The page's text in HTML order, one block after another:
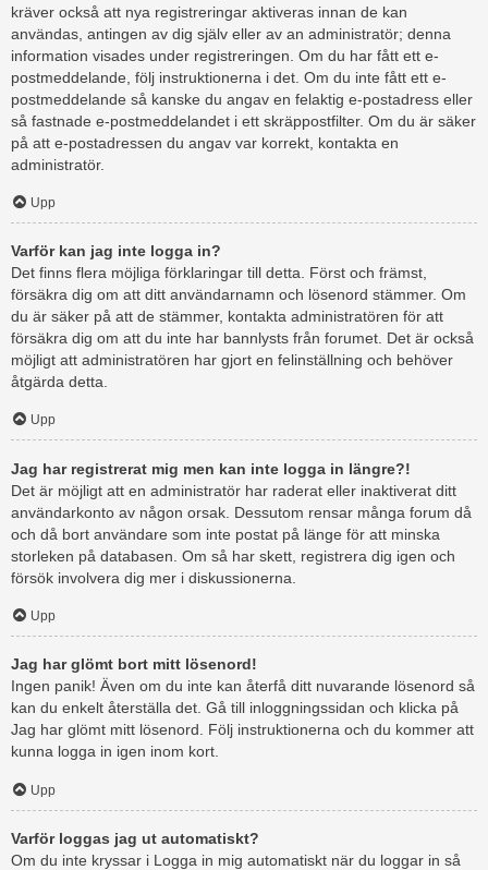
kräver också att nya registreringar aktiveras innan de kan
användas, antingen av dig själv eller av an administratör; denna
information visades under registreringen. Om du har fått ett e-
postmeddelande, följ instruktionerna i det. Om du inte fått ett e-
postmeddelande så kanske du angav en felaktig e-postadress eller
så fastnade e-postmeddelandet i ett skräppostfilter. Om du är säker
på att e-postadressen du angav var korrekt, kontakta en
administratör.
Upp
Varför kan jag inte logga in?
Det finns flera möjliga förklaringar till detta. Först och främst,
försäkra dig om att ditt användarnamn och lösenord stämmer. Om
du är säker på att de stämmer, kontakta administratören för att
försäkra dig om att du inte har bannlysts från forumet. Det är också
möjligt att administratören har gjort en felinställning och behöver
åtgärda detta.
Upp
Jag har registrerat mig men kan inte logga in längre?!
Det är möjligt att en administratör har raderat eller inaktiverat ditt
användarkonto av någon orsak. Dessutom rensar många forum då
och då bort användare som inte postat på länge för att minska
storleken på databasen. Om så har skett, registrera dig igen och
försök involvera dig mer i diskussionerna.
Upp
Jag har glömt bort mitt lösenord!
Ingen panik! Även om du inte kan återfå ditt nuvarande lösenord så
kan du enkelt återställa det. Gå till inloggningssidan och klicka på
Jag har glömt mitt lösenord. Följ instruktionerna och du kommer att
kunna logga in igen inom kort.
Upp
Varför loggas jag ut automatiskt?
Om du inte kryssar i Logga in mig automatiskt när du loggar in så